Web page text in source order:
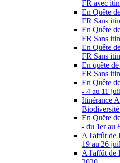
FR avec
En Quête
FR Sans
En Quête
FR Sans
En Quête
FR Sans
En quête
FR Sans
En Quête
- 4 au 11
Itinérance
En Quête
- du 1er au
A l'affût de
19 au 26
A l'affût de